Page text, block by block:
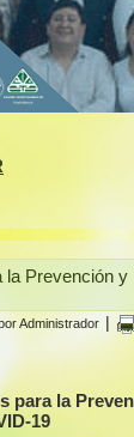
la Prevención y
Administrador
para la
19